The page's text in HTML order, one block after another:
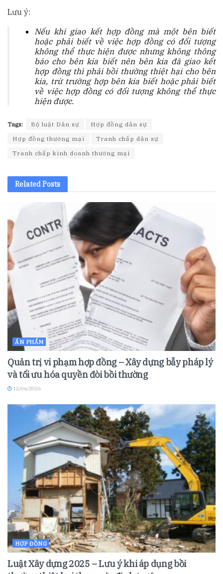
Lưu ý:
Nếu khi giao kết hợp đồng mà một bên biết
hoặc phải biết về việc hợp đồng có đối tượng
không thể thực hiện được nhưng không thông
báo cho bên kia biết nên bên kia đã giao kết
hợp đồng thì phải bồi thường thiệt hại cho bên
kia, trừ trường hợp bên kia biết hoặc phải biết
về việc hợp đồng có đối tượng không thể thực
hiện được.
Tags: Bộ luật Dân sự
Hợp đồng dân sự
Hợp đồng thương mại
Tranh chấp dân sự
Tranh chấp kinh doanh thương mại
RelatedPosts
ẤN PHẨM
Quản trị vi phạm hợp đồng – Xây dựng bẫy pháp lý
và tối ưu hóa quyền đòi bồi thường
12/06/2026
HỢP ĐỒNG
Luật Xây dựng 2025 – Lưu ý khi áp dụng bồi